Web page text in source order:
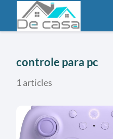
controle para pc
1 articles